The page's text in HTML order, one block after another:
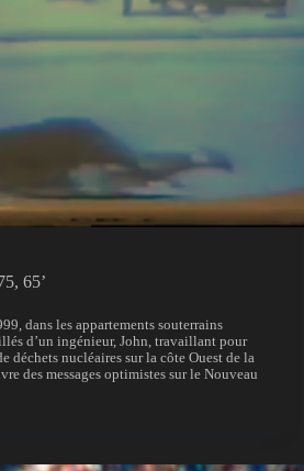
65’
dans les appartements souterrains
d’un ingénieur, John, travaillant pour
déchets nucléaires sur la côte Ouest de la
des messages optimistes sur le Nouveau